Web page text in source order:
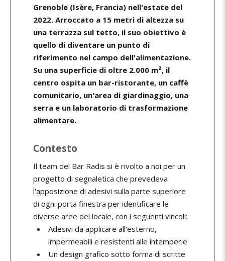
Grenoble (Isère, Francia) nell'estate del
2022. Arroccato a 15 metri di altezza su
una terrazza sul tetto, il suo obiettivo è
quello di diventare un punto di
riferimento nel campo dell'alimentazione.
Su una superficie di oltre 2.000 m², il
centro ospita un bar-ristorante, un caffè
comunitario, un'area di giardinaggio, una
serra e un laboratorio di trasformazione
alimentare.
Contesto
Il team del Bar Radis si è rivolto a noi per un
progetto di segnaletica che prevedeva
l'apposizione di adesivi sulla parte superiore
di ogni porta finestra per identificare le
diverse aree del locale, con i seguenti vincoli:
Adesivi da applicare all'esterno,
impermeabili e resistenti alle intemperie
Un design grafico sotto forma di scritte